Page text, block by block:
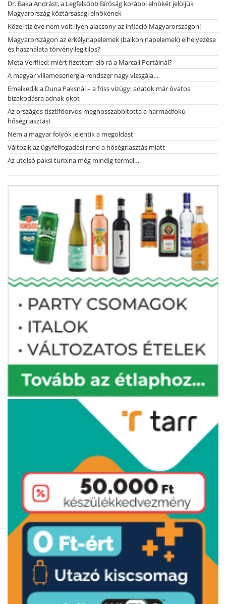
Dr. Baka Andrást, a Legfelsőbb Bíróság korábbi elnökét jelöljük
Magyarország köztársasági elnökének
Közel tíz éve nem volt ilyen alacsony az infláció Magyarországon!
Magyarországon az erkélynapelemek (balkon napelemek) elhelyezése
és használata törvényileg tilos?
Meta Verified: miért fizettem elő rá a Marcali Portálnál?
A magyar villamosenergia-rendszer nagy vizsgája…
Emelkedik a Duna Paksnál – a friss vízügyi adatok már óvatos
bizakodásra adnak okot
Az országos tisztifőorvos meghosszabbította a harmadfokú
hőségriasztást
Nem a magyar folyók jelentik a megoldást
Változik az ügyfélfogadási rend a hőségriasztás miatt
Az utolsó paksi turbina még mindig termel…